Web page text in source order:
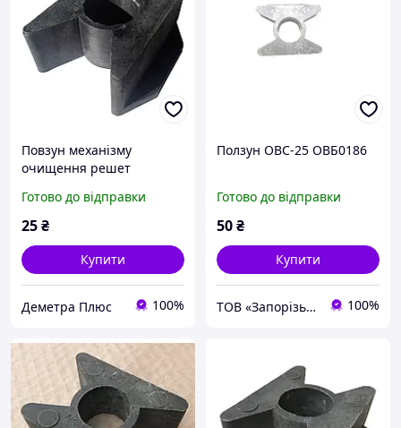
Повзун механізму
очищення решет
ОВМ-25, ОВУ-25 |
Запчастини на ОВС | ОВБ
Готово до відправки
25₴
Купити
Деметра Плюс 100%
Ползун ОВС-25 ОВБ0186
Готово до відправки
50₴
Купити
ТОВ «Запорізький Зерновоз» 100%